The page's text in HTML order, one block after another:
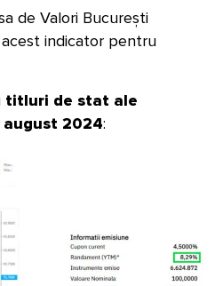
de Valori București
indicator pentru
titluri de stat ale
august 2024: